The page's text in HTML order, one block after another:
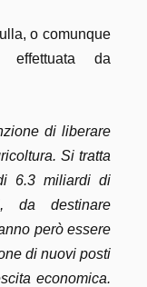
o comunque
effettuata da
di liberare
Si tratta
6.3 miliardi di
da destinare
però essere
di nuovi posti
economica.